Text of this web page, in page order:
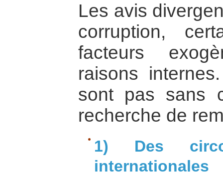
Les avis
corruption,
facteurs
raisons
sont pas sans
recherche de
1) Des
internationales